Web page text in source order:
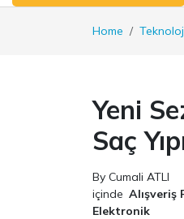
Home
Yeni
Saç
By Cumali ATLI
içinde Alışveriş
Elektronik